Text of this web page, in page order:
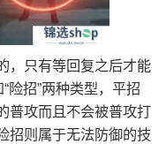
，只有等回复之后才能
险招”两种类型，平招
普攻而且不会被普攻打
招则属于无法防御的技